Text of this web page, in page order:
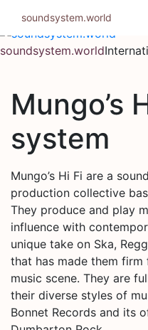
Inhalt
springen
soundsystem.world
Mungo’s
system
Mungo’s Hi Fi are a
production collective
They produce and play
influence with
unique take on Ska,
that has made them
music scene. They are
their diverse styles of
Bonnet Records and its
soundsystem.world